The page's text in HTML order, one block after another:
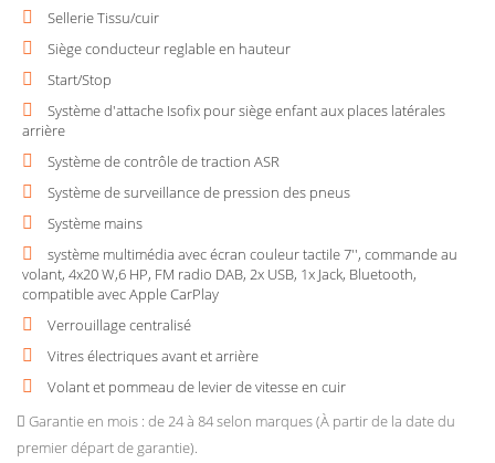
Sellerie Tissu/cuir
Siège conducteur reglable en hauteur
Start/Stop
Système d'attache Isofix pour siège enfant aux places latérales
arrière
Système de contrôle de traction ASR
Système de surveillance de pression des pneus
Système mains
système multimédia avec écran couleur tactile 7'', commande au
volant, 4x20 W,6 HP, FM radio DAB, 2x USB, 1x Jack, Bluetooth,
compatible avec Apple CarPlay
Verrouillage centralisé
Vitres électriques avant et arrière
Volant et pommeau de levier de vitesse en cuir
Garantie en mois : de 24 à 84 selon marques (À partir de la date du
premier départ de garantie).